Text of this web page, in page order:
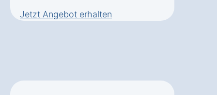
Jetzt Angebot erhalten